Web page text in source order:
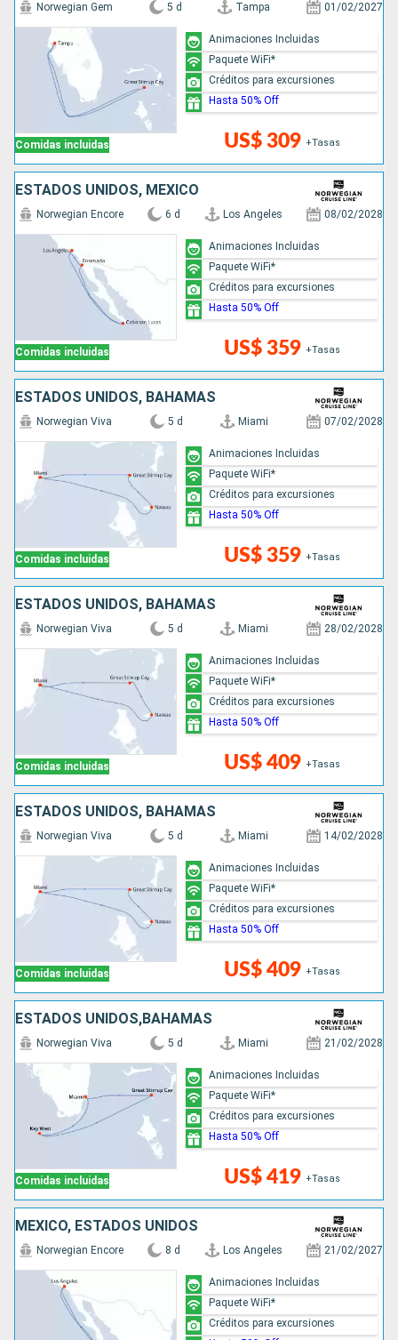
Comidas incluidas
Norwegian Gem 5 d Tampa 01/02/2027
US$ 309 +Tasas
Animaciones Incluidas
Paquete WiFi*
Créditos para excursiones
Hasta 50% Off
ESTADOS UNIDOS, MÉXICO
Comidas incluidas
Norwegian Encore 6 d Los Angeles 08/02/2028
US$ 359 +Tasas
Animaciones Incluidas
Paquete WiFi*
Créditos para excursiones
Hasta 50% Off
ESTADOS UNIDOS, BAHAMAS
Comidas incluidas
Norwegian Viva 5 d Miami 07/02/2028
US$ 359 +Tasas
Animaciones Incluidas
Paquete WiFi*
Créditos para excursiones
Hasta 50% Off
ESTADOS UNIDOS, BAHAMAS
Comidas incluidas
Norwegian Viva 5 d Miami 28/02/2028
US$ 409 +Tasas
Animaciones Incluidas
Paquete WiFi*
Créditos para excursiones
Hasta 50% Off
ESTADOS UNIDOS, BAHAMAS
Comidas incluidas
Norwegian Viva 5 d Miami 14/02/2028
US$ 409 +Tasas
Animaciones Incluidas
Paquete WiFi*
Créditos para excursiones
Hasta 50% Off
ESTADOS UNIDOS,BAHAMAS
Comidas incluidas
Norwegian Viva 5 d Miami 21/02/2028
US$ 419 +Tasas
Animaciones Incluidas
Paquete WiFi*
Créditos para excursiones
Hasta 50% Off
MÉXICO, ESTADOS UNIDOS
Norwegian Encore 8 d Los Angeles 21/02/2027
Animaciones Incluidas
Paquete WiFi*
Créditos para excursiones